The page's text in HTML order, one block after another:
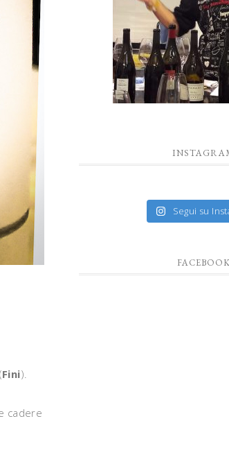
(Fini).
cadere
Segui su
FACEBOOK